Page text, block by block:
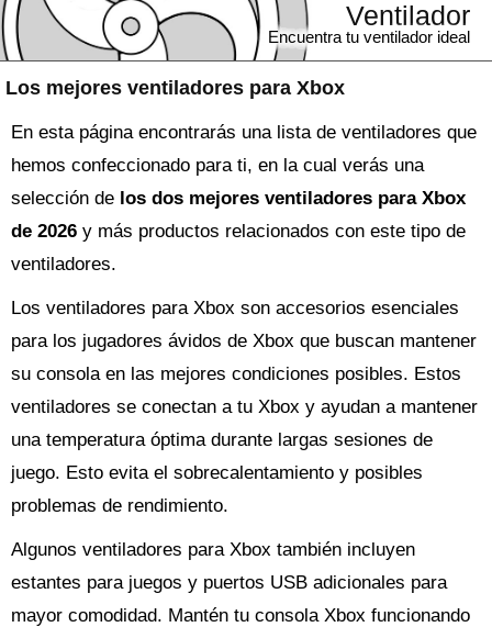
Los mejores ventiladores para Xbox
Ventilador
Encuentra tu ventilador ideal
En esta página encontrarás una lista de ventiladores que
hemos confeccionado para ti, en la cual verás una
selección de los dos mejores ventiladores para Xbox
de 2026 y más productos relacionados con este tipo de
ventiladores.
Los ventiladores para Xbox son accesorios esenciales
para los jugadores ávidos de Xbox que buscan mantener
su consola en las mejores condiciones posibles. Estos
ventiladores se conectan a tu Xbox y ayudan a mantener
una temperatura óptima durante largas sesiones de
juego. Esto evita el sobrecalentamiento y posibles
problemas de rendimiento.
Algunos ventiladores para Xbox también incluyen
estantes para juegos y puertos USB adicionales para
mayor comodidad. Mantén tu consola Xbox funcionando